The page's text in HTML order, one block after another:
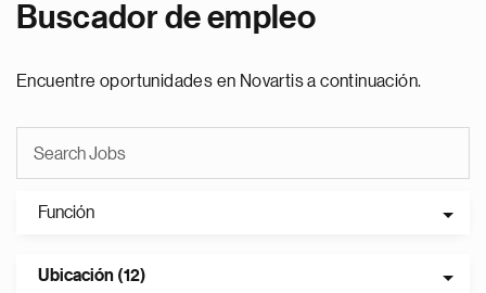
Buscador de empleo
Encuentre oportunidades en Novartis a continuación.
Función
Ubicación (12)